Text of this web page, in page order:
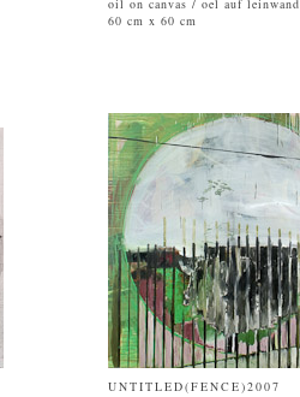
oil on canvas / oel auf leinwand
60 cm x 60 cm
UNTITLED(FENCE)2007